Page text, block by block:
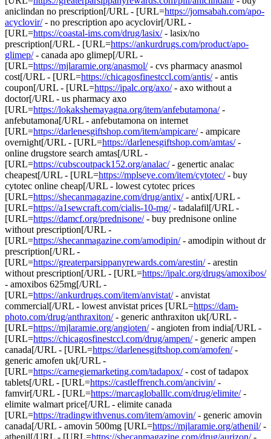
aniclindan no prescription[/URL - [URL=https://jomsabah.com/apo-
acyclovir/- no prescription apo acyclovir[/URL -
[URL=https://coastal-ims.com/drug/lasix/- lasix/no
prescription[/URL - [URL=https://ankurdrugs.com/product/apo-
glimep/- canada apo glimep[/URL -
[URL=https://mjlaramie.org/anasmol/- cvs pharmacy anasmol
cost[/URL - [URL=https://chicagosfinestccl.com/antis/- antis
coupon[/URL - [URL=https://ipalc.org/axo/- axo without a
doctor[/URL - us pharmacy axo
[URL=https://lokakshemayagna.org/item/anfebutamona/-
anfebutamona[/URL - anfebutamona on internet
[URL=https://darlenesgiftshop.com/item/ampicare/- ampicare
overnight[/URL - [URL=https://darlenesgiftshop.com/amtas/-
online drugstore search amtas[/URL -
[URL=https://cubscoutpack152.org/analac/- genertic analac
cheapest[/URL - [URL=https://mplseye.com/item/cytotec/- buy
cytotec online cheap[/URL - lowest cytotec prices
[URL=https://shecanmagazine.com/drug/antix/- antix[/URL -
[URL=https://a1sewcraft.com/cialis-10-mg/- tadalafil[/URL -
[URL=https://damcf.org/prednisone/- buy prednisone online
without prescription[/URL -
[URL=https://shecanmagazine.com/amodipin/- amodipin without dr
prescription[/URL -
[URL=https://greaterparsippanyrewards.com/arestin/- arestin
without prescription[/URL - [URL=https://ipalc.org/drugs/amoxibos/
- amoxibos 625mg[/URL -
[URL=https://ankurdrugs.com/item/anvistat/- anvistat
commercial[/URL - lowest anvistat prices [URL=https://dam-
photo.com/drug/anthraxiton/- generic anthraxiton uk[/URL -
[URL=https://mjlaramie.org/angioten/- angioten from india[/URL -
[URL=https://chicagosfinestccl.com/drug/ampen/- generic ampen
canada[/URL - [URL=https://darlenesgiftshop.com/amofen/-
generic amofen uk[/URL -
[URL=https://carnegiemarketing.com/tadapox/- cost of tadapox
tablets[/URL - [URL=https://castleffrench.com/ancivin/-
famvir[/URL - [URL=https://marcagloballlc.com/drug/elimite/-
elimite walmart price[/URL - elimite canada
[URL=https://tradingwithvenus.com/item/amovin/- generic amovin
canada[/URL - amovin 500mg [URL=https://mjlaramie.org/athenil/-
athenil[/URL - [URL=https://shecanmagazine.com/drug/aurizon/-